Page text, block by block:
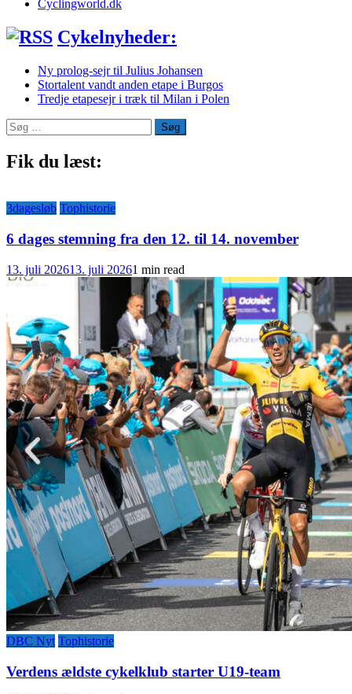
Cyclingworld.dk
Cykelnyheder:
Ny prolog-sejr til Julius Johansen
Stortalent vandt anden etape i Burgos
Tredje etapesejr i træk til Milan i Polen
Søg
efter:
Fik du læst:
3dagesløb Tophistorie
6 dages stemning fra den 12. til 14. november
13. juli 202613. juli 20261 min read
DBC Nyt Tophistorie
Verdens ældste cykelklub starter U19-team